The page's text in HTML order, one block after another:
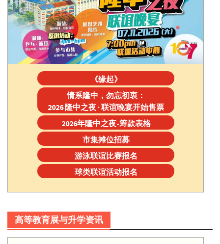
《缘起》
情系隆中，勿忘初衷：
2026 隆中之夜 · 联谊晚宴开始售票
2026年隆中之夜-筹款表格
市集摊位招募
游泳联谊比赛报名
球类联谊活动报名
高等教育展与升学资讯